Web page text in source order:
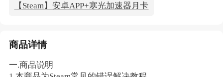
【Steam】安卓APP+寒光加速器月卡
商品详情
一.商品说明